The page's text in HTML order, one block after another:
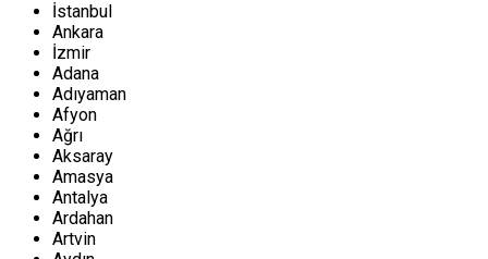
İstanbul
Ankara
İzmir
Adana
Adıyaman
Afyon
Ağrı
Aksaray
Amasya
Antalya
Ardahan
Artvin